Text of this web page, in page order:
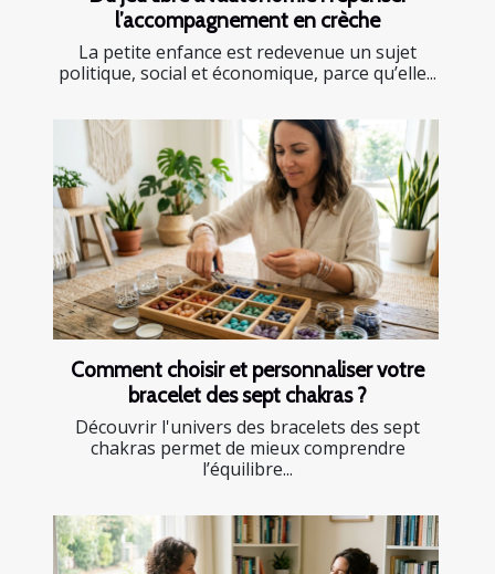
l’accompagnement en crèche
La petite enfance est redevenue un sujet
politique, social et économique, parce qu’elle...
Comment choisir et personnaliser votre
bracelet des sept chakras ?
Découvrir l'univers des bracelets des sept
chakras permet de mieux comprendre
l’équilibre...